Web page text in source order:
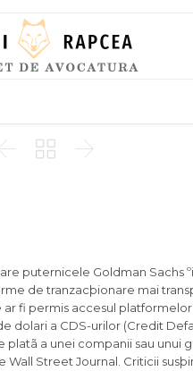
 
puternicele Goldman Sachs ºi
de tranzacþionare mai
fi permis accesul
dolari a CDS-urilor (Credit
a unei companii sau unui
Street Journal. Criticii